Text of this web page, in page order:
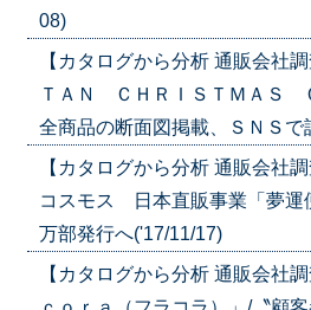
08)
【カタログから分析 通販会社
ＴＡＮ ＣＨＲＩＳＴＭＡＳ
全商品の断面図掲載、ＳＮＳで
【カタログから分析 通販会社
コスモス 日本直販事業「夢運
万部発行へ('17/11/17)
【カタログから分析 通販会社